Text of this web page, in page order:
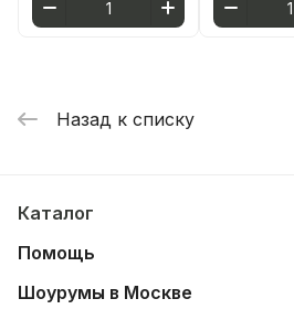
латунь
латунь
Назад к списку
Каталог
Помощь
Шоурумы в Москве